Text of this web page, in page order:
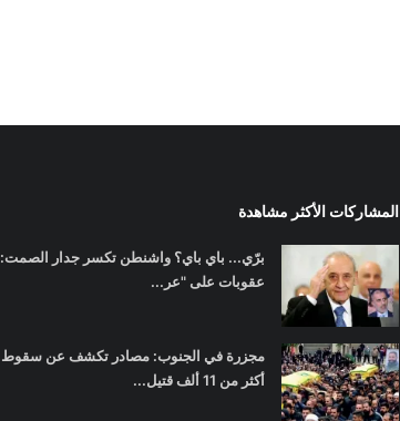
المشاركات الأكثر مشاهدة
برّي... باي باي؟ واشنطن تكسر جدار الصمت:
عقوبات على "عر...
مجزرة في الجنوب: مصادر تكشف عن سقوط
أكثر من 11 ألف قتيل...